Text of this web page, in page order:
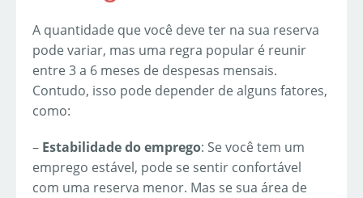
A quantidade que você deve ter na sua reserva
pode variar, mas uma regra popular é reunir
entre 3 a 6 meses de despesas mensais.
Contudo, isso pode depender de alguns fatores,
como:
– Estabilidade do emprego: Se você tem um
emprego estável, pode se sentir confortável
com uma reserva menor. Mas se sua área de